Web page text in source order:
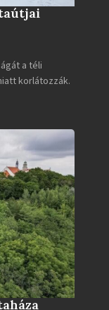
a téli
korlátozzák.